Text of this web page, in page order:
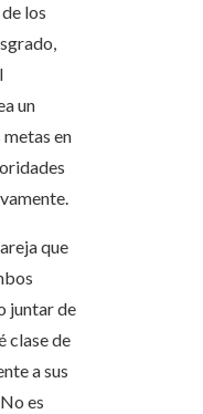
los
un
en
que
juntar de
clase de
a sus
es